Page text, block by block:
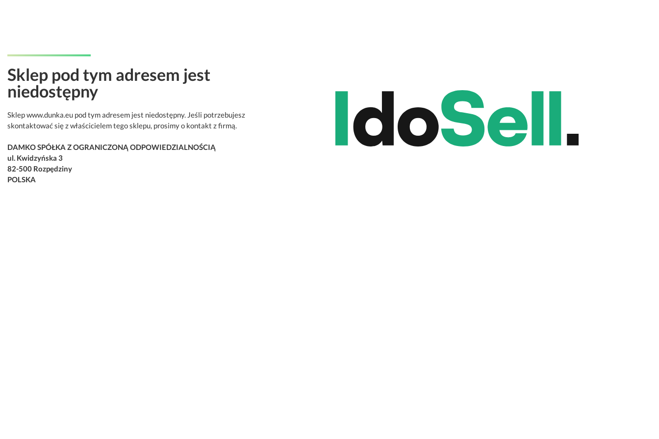
Sklep pod tym adresem jest
niedostępny
Sklep www.dunka.eu pod tym adresem jest niedostępny. Jeśli potrzebujesz
skontaktować się z właścicielem tego sklepu, prosimy o kontakt z firmą.
DAMKO SPÓŁKA Z OGRANICZONĄ ODPOWIEDZIALNOŚCIĄ
ul. Kwidzyńska 3
82-500 Rozpędziny
POLSKA